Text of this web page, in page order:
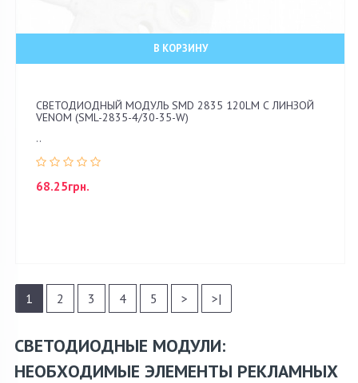
В КОРЗИНУ
СВЕТОДИОДНЫЙ МОДУЛЬ SMD 2835 120LM С ЛИНЗОЙ
VENOM (SML-2835-4/30-35-W)
..
68.25грн.
1 2 3 4 5 > >|
СВЕТОДИОДНЫЕ МОДУЛИ:
НЕОБХОДИМЫЕ ЭЛЕМЕНТЫ РЕКЛАМНЫХ